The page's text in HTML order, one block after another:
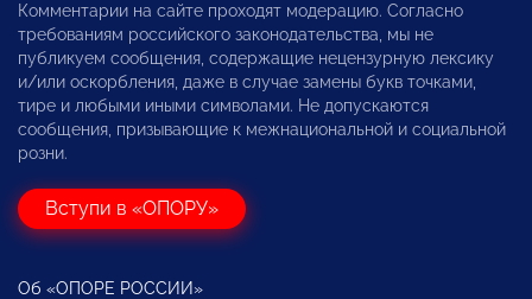
Комментарии на сайте проходят модерацию. Согласно
требованиям российского законодательства, мы не
публикуем сообщения, содержащие нецензурную лексику
и/или оскорбления, даже в случае замены букв точками,
тире и любыми иными символами. Не допускаются
сообщения, призывающие к межнациональной и социальной
розни.
Вступи в «ОПОРУ»
Об «ОПОРЕ РОССИИ»